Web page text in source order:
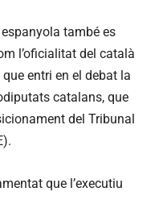
també es
l’oficialitat del català
entri en el debat la
catalans, que
del Tribunal
que l’executiu